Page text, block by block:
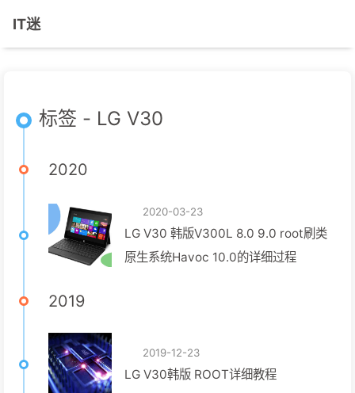
IT迷
标签 - LG V30
2020
2020-03-23
LG V30 韩版V300L 8.0 9.0 root刷类
原生系统Havoc 10.0的详细过程
2019
2019-12-23
LG V30韩版 ROOT详细教程